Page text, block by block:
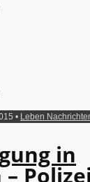
• Leben
in
–